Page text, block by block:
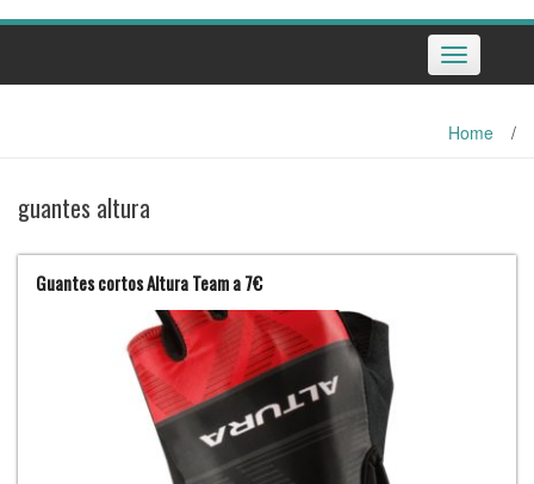
Toggle
navigation
Home /
guantes altura
Guantes cortos Altura Team a 7€